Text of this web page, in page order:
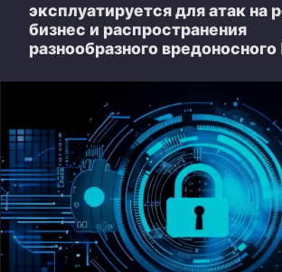
эксплуатируется для атак на
бизнес и распространения
разнообразного